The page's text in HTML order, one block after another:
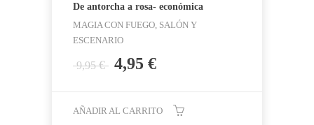
De antorcha a rosa- económica
MAGIA CON FUEGO, SALÓN Y
ESCENARIO
9,95€
El
era:
4,95 €El
es:
AÑADIR AL CARRITO